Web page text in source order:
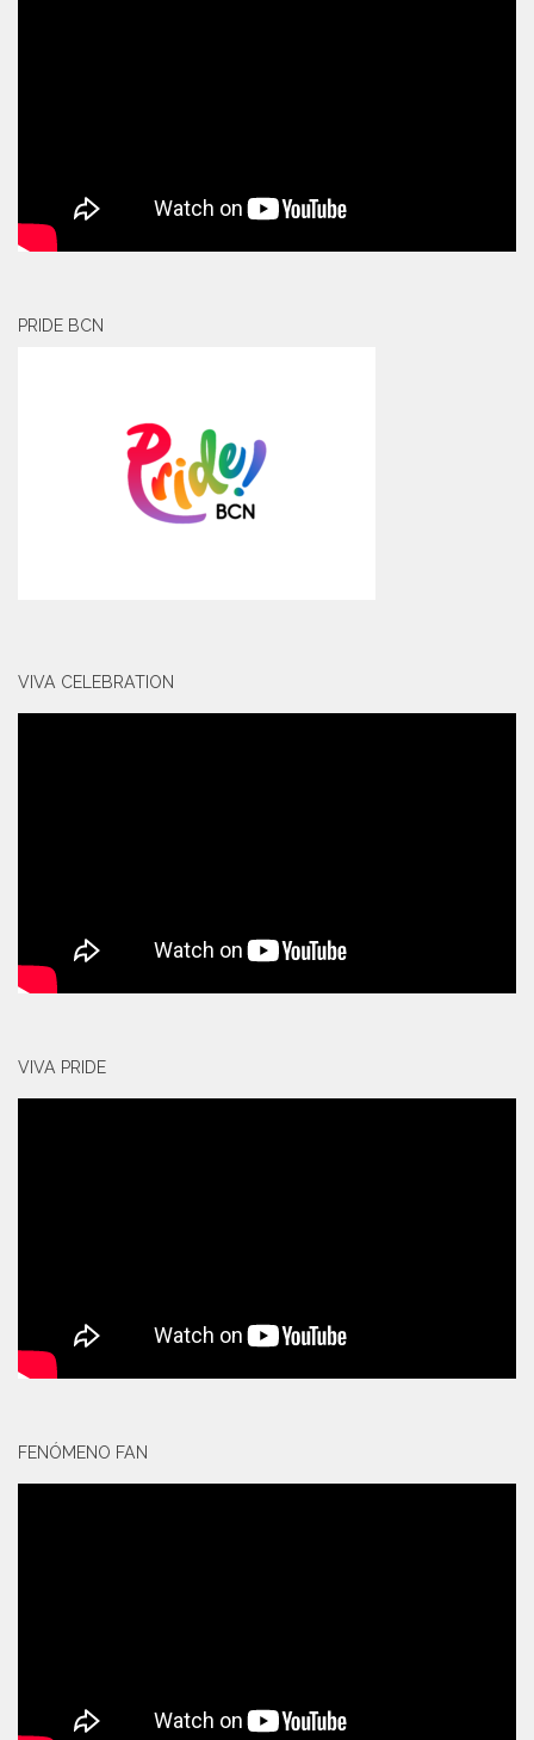
PRIDE BCN
VIVA CELEBRATION
VIVA PRIDE
FENÓMENO FAN